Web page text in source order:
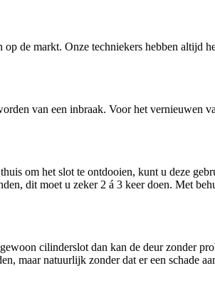
de markt. Onze techniekers hebben altijd
van een inbraak. Voor het vernieuwen
om het slot te ontdooien, kunt u deze
dit moet u zeker 2 á 3 keer doen. Met
cilinderslot dan kan de deur zonder
maar natuurlijk zonder dat er een schade